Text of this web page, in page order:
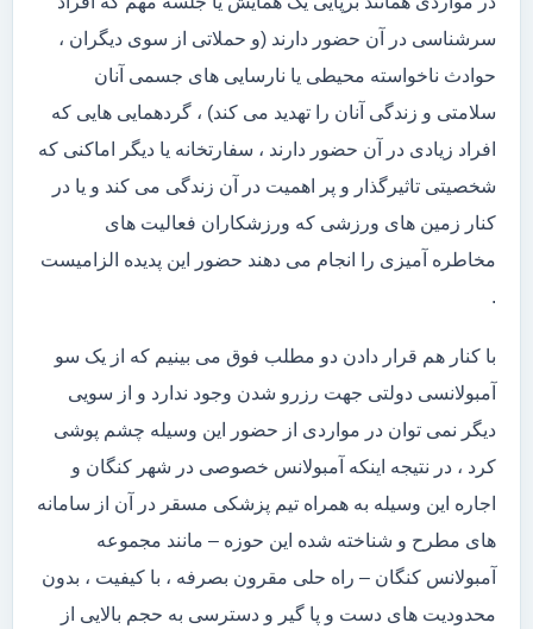
سرشناسی در آن حضور دارند (و حملاتی از سوی دیگران ،
حوادث ناخواسته محیطی یا نارسایی های جسمی آنان
سلامتی و زندگی آنان را تهدید می کند) ، گردهمایی هایی که
افراد زیادی در آن حضور دارند ، سفارتخانه یا دیگر اماکنی که
شخصیتی تاثیرگذار و پر اهمیت در آن زندگی می کند و یا در
کنار زمین های ورزشی که ورزشکاران فعالیت های
مخاطره آمیزی را انجام می دهند حضور این پدیده الزامیست
.
با کنار هم قرار دادن دو مطلب فوق می بینیم که از یک سو
آمبولانسی دولتی جهت رزرو شدن وجود ندارد و از سویی
دیگر نمی توان در مواردی از حضور این وسیله چشم پوشی
کرد ، در نتیجه اینکه آمبولانس خصوصی در شهر کنگان و
اجاره این وسیله به همراه تیم پزشکی مسقر در آن از سامانه
های مطرح و شناخته شده این حوزه – مانند مجموعه
آمبولانس کنگان – راه حلی مقرون بصرفه ، با کیفیت ، بدون
محدودیت های دست و پا گیر و دسترسی به حجم بالایی از